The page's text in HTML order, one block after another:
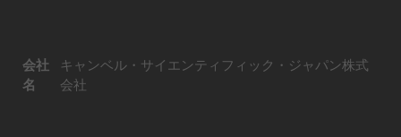
会社
名
キャンベル・サイエンティフィック・ジャパン株式
会社